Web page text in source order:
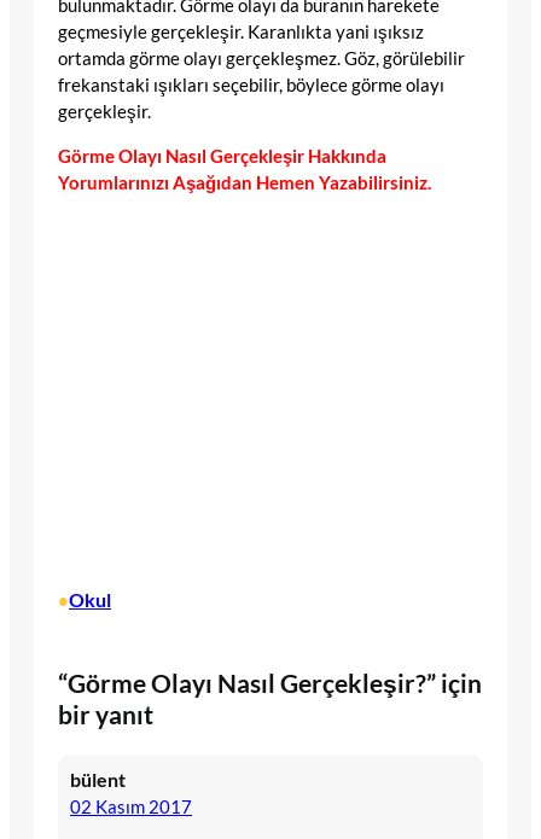
bulunmaktadır. Görme olayı da buranın harekete
geçmesiyle gerçekleşir. Karanlıkta yani ışıksız
ortamda görme olayı gerçekleşmez. Göz, görülebilir
frekanstaki ışıkları seçebilir, böylece görme olayı
gerçekleşir.
Görme Olayı Nasıl Gerçekleşir Hakkında
Yorumlarınızı Aşağıdan Hemen Yazabilirsiniz.
•Okul
“Görme Olayı Nasıl Gerçekleşir?” için
bir yanıt
bülent
02 Kasım 2017